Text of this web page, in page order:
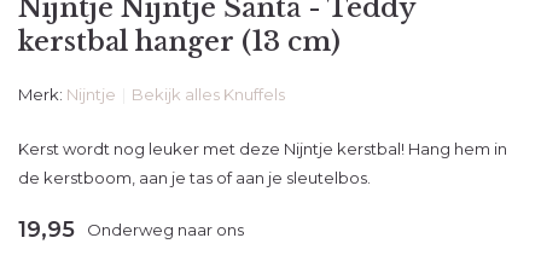
Nijntje Nijntje Santa - Teddy
kerstbal hanger (13 cm)
Merk: Nijntje Bekijk alles Knuffels
Kerst wordt nog leuker met deze Nijntje kerstbal! Hang hem in
de kerstboom, aan je tas of aan je sleutelbos.
19,95 Onderweg naar ons